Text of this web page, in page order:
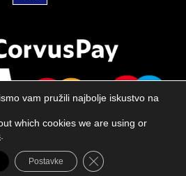
vam pružili najbolje iskustvo na
which cookies we are using or
Postavke Close GDPR Cookie